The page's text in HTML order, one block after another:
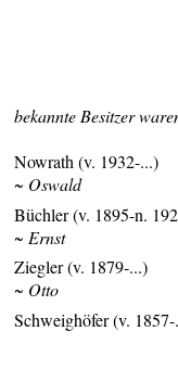
bekannte Besitzer
Nowrath (v. 1932-...)
~ Oswald
Büchler (v. 1895-n.
~ Ernst
Ziegler (v. 1879-...)
~ Otto
Schweighöfer (v.